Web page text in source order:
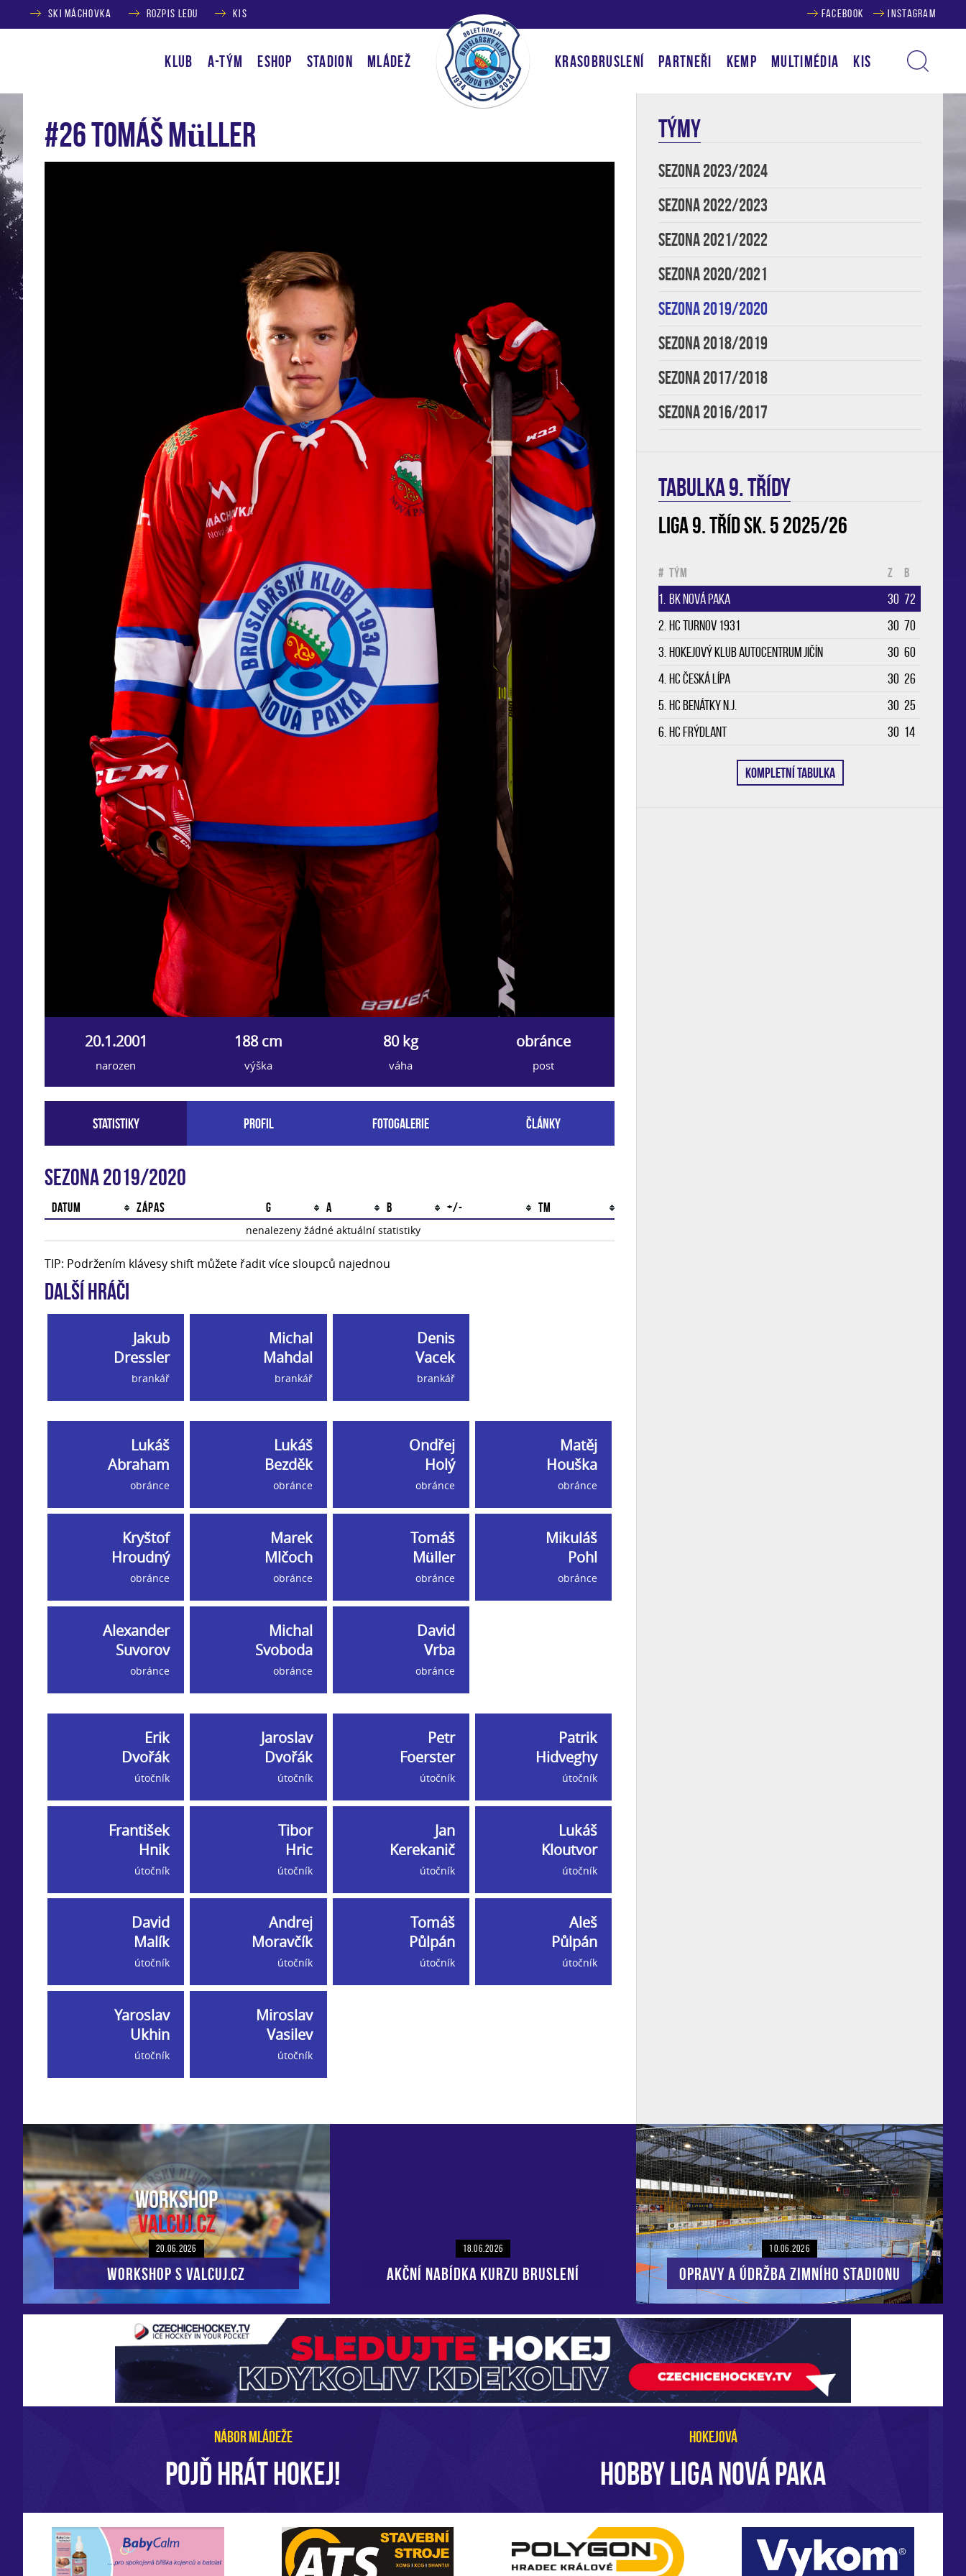
SKI MÁCHOVKA ROZPIS LEDU KIS FACEBOOK INSTAGRAM
KLUB A-TÝM ESHOP STADION MLÁDEŽ KRASOBRUSLENÍ PARTNEŘI KEMP MULTIMÉDIA KIS
#26 Tomáš Müller
20.1.2001
narozen
188 cm
výška
80 kg
váha
obránce
post
Statistiky Profil Fotogalerie Články
Sezona 2019/2020
Datum Zápas G A B +/- TM
nenalezeny žádné aktuální statistiky
TIP: Podržením klávesy shift můžete řadit více sloupců najednou
Další hráči
Jakub
Dressler
brankář
Michal
Mahdal
brankář
Denis
Vacek
brankář
Lukáš
Abraham
obránce
Lukáš
Bezděk
obránce
Ondřej
Holý
obránce
Matěj
Houška
obránce
Kryštof
Hroudný
obránce
Marek
Mlčoch
obránce
Tomáš
Müller
obránce
Mikuláš
Pohl
obránce
Alexander
Suvorov
obránce
Michal
Svoboda
obránce
David
Vrba
obránce
Erik
Dvořák
útočník
Jaroslav
Dvořák
útočník
Petr
Foerster
útočník
Patrik
Hidveghy
útočník
František
Hnik
útočník
Tibor
Hric
útočník
Jan
Kerekanič
útočník
Lukáš
Kloutvor
útočník
David
Malík
útočník
Andrej
Moravčík
útočník
Tomáš
Půlpán
útočník
Aleš
Půlpán
útočník
Yaroslav
Ukhin
útočník
Miroslav
Vasilev
útočník
TÝMY
SEZONA 2023/2024
SEZONA 2022/2023
SEZONA 2021/2022
SEZONA 2020/2021
SEZONA 2019/2020
SEZONA 2018/2019
SEZONA 2017/2018
SEZONA 2016/2017
TABULKA 9. třídy
Liga 9. tříd sk. 5 2025/26
# Tým Z B
1. BK Nová Paka 30 72
2. HC Turnov 1931 30 70
3. Hokejový klub Autocentrum Jičín 30 60
4. HC Česká Lípa 30 26
5. HC Benátky n.J. 30 25
6. HC Frýdlant 30 14
KOMPLETNÍ TABULKA
20.06.2026
Workshop s VALCUJ.CZ
18.06.2026
AKČNÍ NABÍDKA KURZU BRUSLENÍ
10.06.2026
Opravy a údržba zimního stadionu
NÁBOR MLÁDEŽE
POJĎ HRÁT HOKEJ!
HOKEJOVÁ
HOBBY LIGA NOVÁ PAKA